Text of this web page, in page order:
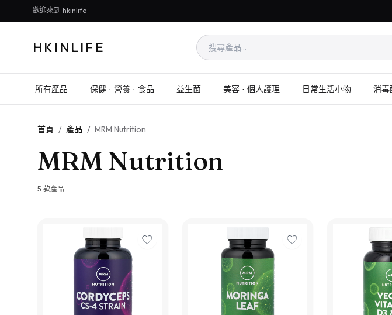
歡迎來到 hkinlife
HKINLIFE
所有產品 保健 · 營養 · 食品 益生菌 美容 · 個人護理 日常生活小物 消毒
首頁 / 產品 / MRM Nutrition
MRM Nutrition
5 款產品